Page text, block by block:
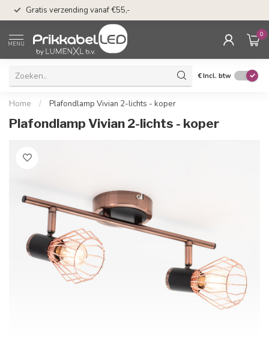
Gratis verzending vanaf €55,-
MENU
0
€Incl. btw
Home / Plafondlamp Vivian 2-lichts - koper
Plafondlamp Vivian 2-lichts - koper